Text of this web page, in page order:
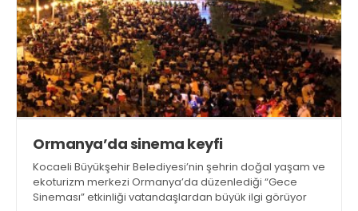
Ormanya’da sinema keyfi
Kocaeli Büyükşehir Belediyesi’nin şehrin doğal yaşam ve
ekoturizm merkezi Ormanya’da düzenlediği “Gece
Sineması” etkinliği vatandaşlardan büyük ilgi görüyor